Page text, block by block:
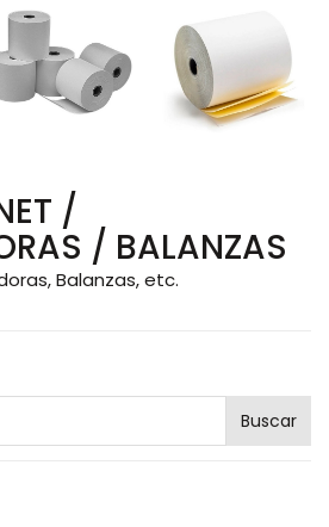
/
/ BALANZAS
Balanzas, etc.
Buscar